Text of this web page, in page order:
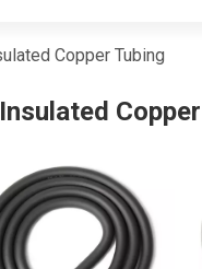
Copper Tubing